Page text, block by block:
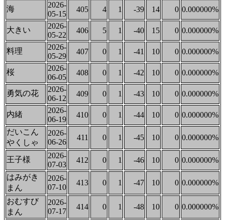
海
2026-
05-15
405 4 1 -39 14 0 0.000000%
大きい
2026-
05-22
406 5 1 -40 15 0 0.000000%
料理
2026-
05-29
407 0 1 -41 10 0 0.000000%
桜
2026-
06-05
408 0 1 -42 10 0 0.000000%
勇気の花
2026-
06-12
409 0 1 -43 10 0 0.000000%
内緒
2026-
06-19
410 0 1 -44 10 0 0.000000%
だいこん
やくしゃ
2026-
06-26
411 0 1 -45 10 0 0.000000%
王子様
2026-
07-03
412 0 1 -46 10 0 0.000000%
はみがき
まん
2026-
07-10
413 0 1 -47 10 0 0.000000%
おむすび
まん
2026-
07-17
414 0 1 -48 10 0 0.000000%